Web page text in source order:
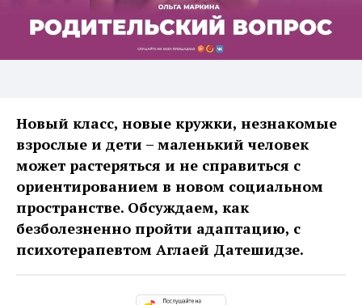
Новый класс, новые кружки, незнакомые
взрослые и дети – маленький человек
может растеряться и не справиться с
ориентированием в новом социальном
пространстве. Обсуждаем, как
безболезненно пройти адаптацию, с
психотерапевтом Аглаей Датешидзе.